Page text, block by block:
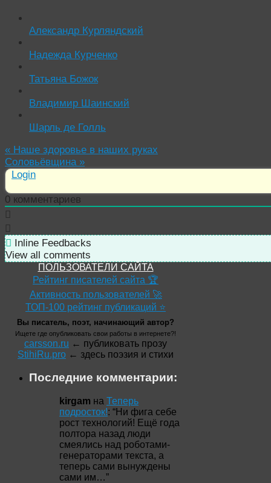
Александр Курляндский
Надежда Курченко
Татьяна Божок
Владимир Шаинский
Шарль де Голль
« Наше здоровье в наших руках
Соловьёвщина »
Login
0 комментариев
Inline Feedbacks
View all comments
ПОЛЬЗОВАТЕЛИ САЙТА
Рейтинг писателей сайта 🏆
Активность пользователей 🚀
ТОП-100 рейтинг публикаций ⭐
Вы писатель, поэт, начинающий автор?
Ищете где опубликовать свои работы в интернете?!
carsson.ru ← публиковать прозу
StihiRu.pro ← здесь поэзия и стихи
Последние комментарии:
kirgam на Теперь
подросток!: “Ни фига себе
рост технологий! Ещё года
полтора назад люди
смеялись над роботами-
генераторами текста, а
теперь сами вынуждены
сами им…”